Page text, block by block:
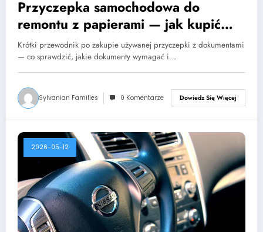
Przyczepka samochodowa do
remontu z papierami — jak kupić
bez ryzyka?
Krótki przewodnik po zakupie używanej przyczepki z dokumentami
— co sprawdzić, jakie dokumenty wymagać i…
Sylvanian Families 0 Komentarze Dowiedz Się Więcej
2026-05-12